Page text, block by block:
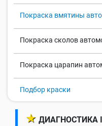
Покраска вмятины
Покраска сколов
Покраска царапин
Подбор краски
★ ДИАГНОСТИКА